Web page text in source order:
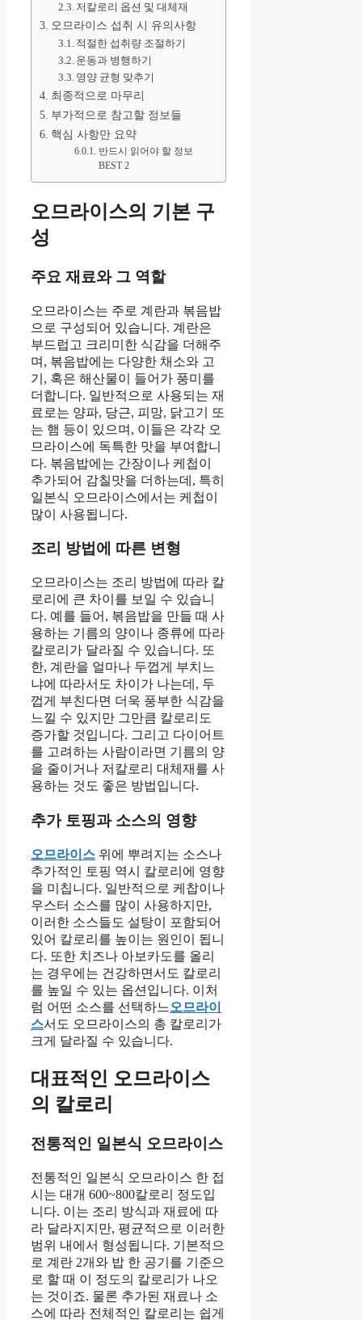
저칼로리 옵션 및 대체재
오므라이스 섭취 시 유의사항
적절한 섭취량 조절하기
운동과 병행하기
영양 균형 맞추기
최종적으로 마무리
부가적으로 참고할 정보들
핵심 사항만 요약
반드시 읽어야 할 정보
BEST 2
오므라이스의 기본 구
성
주요 재료와 그 역할
오므라이스는 주로 계란과 볶음밥
으로 구성되어 있습니다. 계란은
부드럽고 크리미한 식감을 더해주
며, 볶음밥에는 다양한 채소와 고
기, 혹은 해산물이 들어가 풍미를
더합니다. 일반적으로 사용되는 재
료로는 양파, 당근, 피망, 닭고기 또
는 햄 등이 있으며, 이들은 각각 오
므라이스에 독특한 맛을 부여합니
다. 볶음밥에는 간장이나 케첩이
추가되어 감칠맛을 더하는데, 특히
일본식 오므라이스에서는 케첩이
많이 사용됩니다.
조리 방법에 따른 변형
오므라이스는 조리 방법에 따라 칼
로리에 큰 차이를 보일 수 있습니
다. 예를 들어, 볶음밥을 만들 때 사
용하는 기름의 양이나 종류에 따라
칼로리가 달라질 수 있습니다. 또
한, 계란을 얼마나 두껍게 부치느
냐에 따라서도 차이가 나는데, 두
껍게 부친다면 더욱 풍부한 식감을
느낄 수 있지만 그만큼 칼로리도
증가할 것입니다. 그리고 다이어트
를 고려하는 사람이라면 기름의 양
을 줄이거나 저칼로리 대체재를 사
용하는 것도 좋은 방법입니다.
추가 토핑과 소스의 영향
오므라이스 위에 뿌려지는 소스나
추가적인 토핑 역시 칼로리에 영향
을 미칩니다. 일반적으로 케찹이나
우스터 소스를 많이 사용하지만,
이러한 소스들도 설탕이 포함되어
있어 칼로리를 높이는 원인이 됩니
다. 또한 치즈나 아보카도를 올리
는 경우에는 건강하면서도 칼로리
를 높일 수 있는 옵션입니다. 이처
럼 어떤 소스를 선택하느 오므라이
스서도 오므라이스의 총 칼로리가
크게 달라질 수 있습니다.
대표적인 오므라이스
의 칼로리
전통적인 일본식 오므라이스
전통적인 일본식 오므라이스 한 접
시는 대개 600~800칼로리 정도입
니다. 이는 조리 방식과 재료에 따
라 달라지지만, 평균적으로 이러한
범위 내에서 형성됩니다. 기본적으
로 계란 2개와 밥 한 공기를 기준으
로 할 때 이 정도의 칼로리가 나오
는 것이죠. 물론 추가된 재료나 소
스에 따라 전체적인 칼로리는 쉽게